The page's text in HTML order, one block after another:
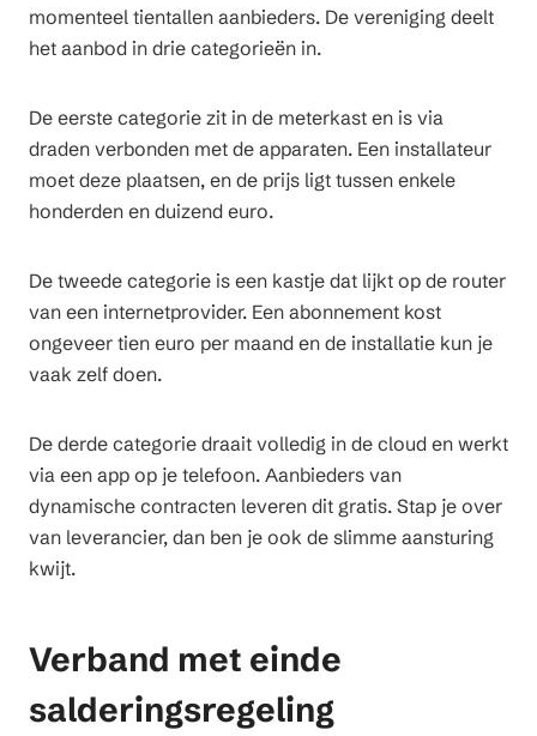
momenteel tientallen aanbieders. De vereniging deelt
het aanbod in drie categorieën in.
De eerste categorie zit in de meterkast en is via
draden verbonden met de apparaten. Een installateur
moet deze plaatsen, en de prijs ligt tussen enkele
honderden en duizend euro.
De tweede categorie is een kastje dat lijkt op de router
van een internetprovider. Een abonnement kost
ongeveer tien euro per maand en de installatie kun je
vaak zelf doen.
De derde categorie draait volledig in de cloud en werkt
via een app op je telefoon. Aanbieders van
dynamische contracten leveren dit gratis. Stap je over
van leverancier, dan ben je ook de slimme aansturing
kwijt.
Verband met einde
salderingsregeling